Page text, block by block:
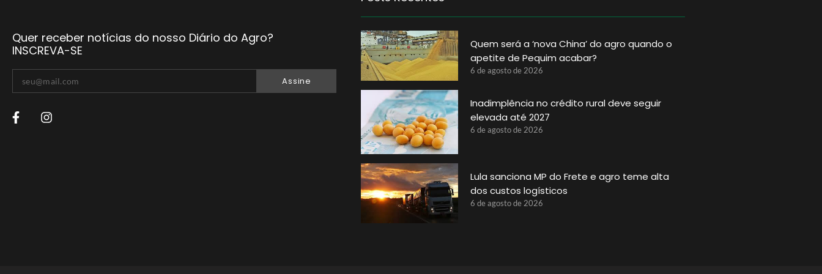
Quer receber notícias do nosso Diário do Agro?
INSCREVA-SE
Assine
Quem será a ‘nova China’ do agro quando o
apetite de Pequim acabar?
6 de agosto de 2026
Inadimplência no crédito rural deve seguir
elevada até 2027
6 de agosto de 2026
Lula sanciona MP do Frete e agro teme alta
dos custos logísticos
6 de agosto de 2026